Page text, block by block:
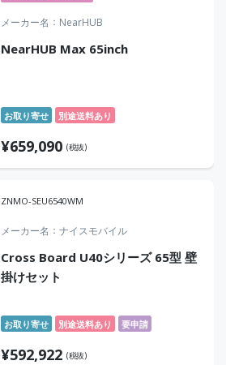
メーカー名 NearHUB
NearHUB Max 65inch
お取り寄せ 別途送料あり
¥659,090 (税抜)
ZNMO-SEU6540WM
メーカー名 ナイスモバイル
Cross Board U40シリーズ 65型 壁
掛けセット
お取り寄せ 別途送料あり 要申請
¥592,922 (税抜)